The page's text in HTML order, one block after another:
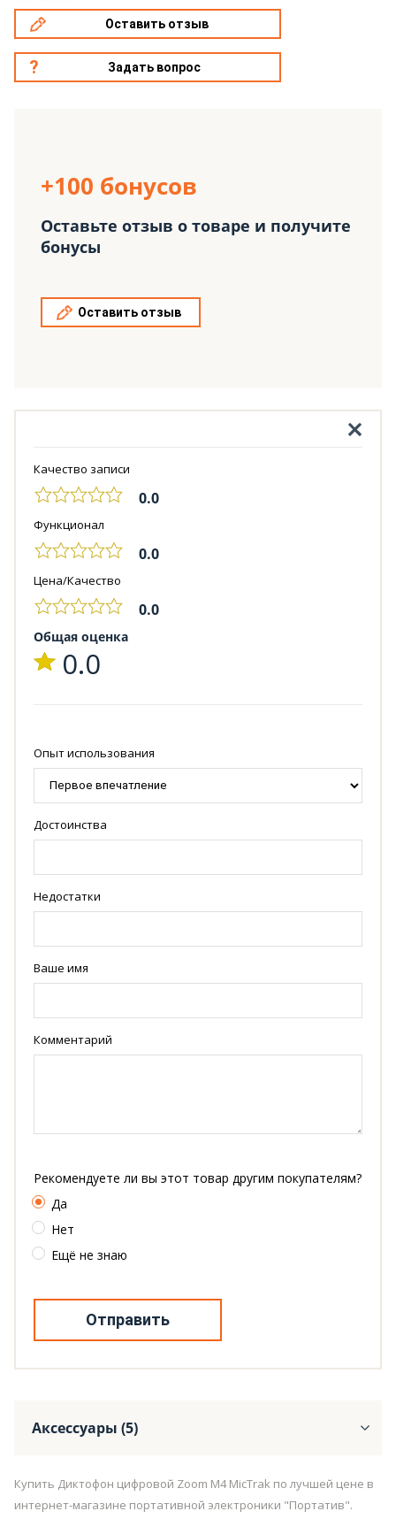
Оставить отзыв
Задать вопрос
+100 бонусов
Оставьте отзыв о товаре и получите
бонусы
Оставить отзыв
Качество записи
0.0
Функционал
0.0
Цена/Качество
0.0
Общая оценка
0.0
Опыт использования
Достоинства
Недостатки
Ваше имя
Комментарий
Рекомендуете ли вы этот товар другим покупателям?
Да
Нет
Ещё не знаю
Отправить
Аксессуары (5)
Купить Диктофон цифровой Zoom M4 MicTrak по лучшей цене в
интернет-магазине портативной электроники "Портатив".